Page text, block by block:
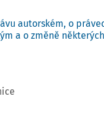
autorském, o
a o změně